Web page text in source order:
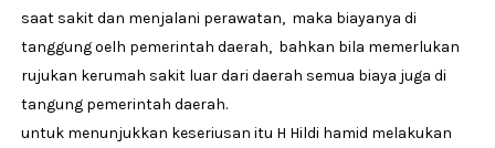
saat sakit dan menjalani perawatan, maka biayanya di
tanggung oelh pemerintah daerah, bahkan bila memerlukan
rujukan kerumah sakit luar dari daerah semua biaya juga di
tangung pemerintah daerah.
untuk menunjukkan keseriusan itu H Hildi hamid melakukan